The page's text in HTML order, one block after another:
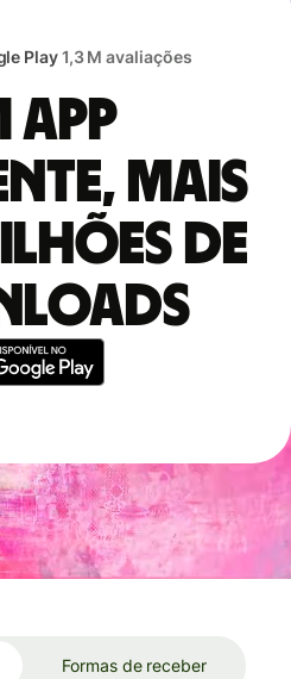
Play1,3 M avaliações
app
mais
de
Formas de receber